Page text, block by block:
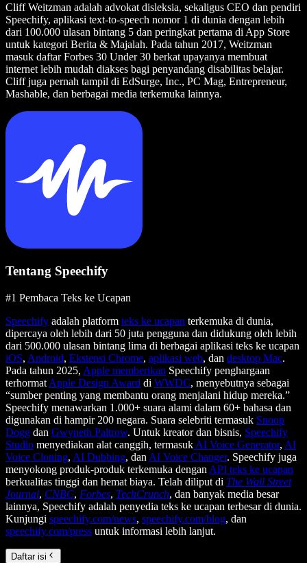
Cliff Weitzman adalah advokat disleksia, sekaligus CEO dan pendiri
Speechify, aplikasi text-to-speech nomor 1 di dunia dengan lebih
dari 100.000 ulasan bintang 5 dan peringkat pertama di App Store
untuk kategori Berita & Majalah. Pada tahun 2017, Weitzman
masuk daftar Forbes 30 Under 30 berkat upayanya membuat
internet lebih mudah diakses bagi penyandang disabilitas belajar.
Cliff juga pernah tampil di EdSurge, Inc., PC Mag, Entrepreneur,
Mashable, dan berbagai media terkemuka lainnya.
Tentang Speechify
#1 Pembaca Teks ke Ucapan
Speechify adalah platform teks ke ucapan terkemuka di dunia,
dipercaya oleh lebih dari 50 juta pengguna dan didukung oleh lebih
dari 500.000 ulasan bintang lima di berbagai aplikasi teks ke ucapan
iOS, Android, Ekstensi Chrome, aplikasi web, dan desktop Mac.
Pada tahun 2025, Apple memberikan Speechify penghargaan
terhormat Apple Design Award di WWDC, menyebutnya sebagai
“sumber penting yang membantu orang menjalani hidup mereka.”
Speechify menawarkan 1.000+ suara alami dalam 60+ bahasa dan
digunakan di hampir 200 negara. Suara selebriti termasuk Snoop
Dogg dan Gwyneth Paltrow. Untuk kreator dan bisnis, Speechify
Studio menyediakan alat canggih, termasuk AI Voice Generator, AI
Voice Cloning, AI Dubbing, dan AI Voice Changer. Speechify juga
menyokong produk-produk terkemuka dengan API teks ke ucapan
berkualitas tinggi dan hemat biaya. Telah diliput di The Wall Street
Journal, CNBC, Forbes, TechCrunch, dan banyak media besar
lainnya, Speechify adalah penyedia teks ke ucapan terbesar di dunia.
Kunjungi speechify.com/news, speechify.com/blog, dan
speechify.com/press untuk informasi lebih lanjut.
Daftar isi